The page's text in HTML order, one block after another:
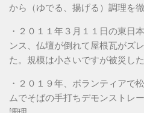
から（ゆでる、揚げる）調理を徹
・２０１１年３月１１日の東日
ンス、仏壇が倒れて屋根瓦がズ
た。規模は小さいですが被災し
・２０１９年、ボランティアで
ムでそばの手打ちデモンストレ